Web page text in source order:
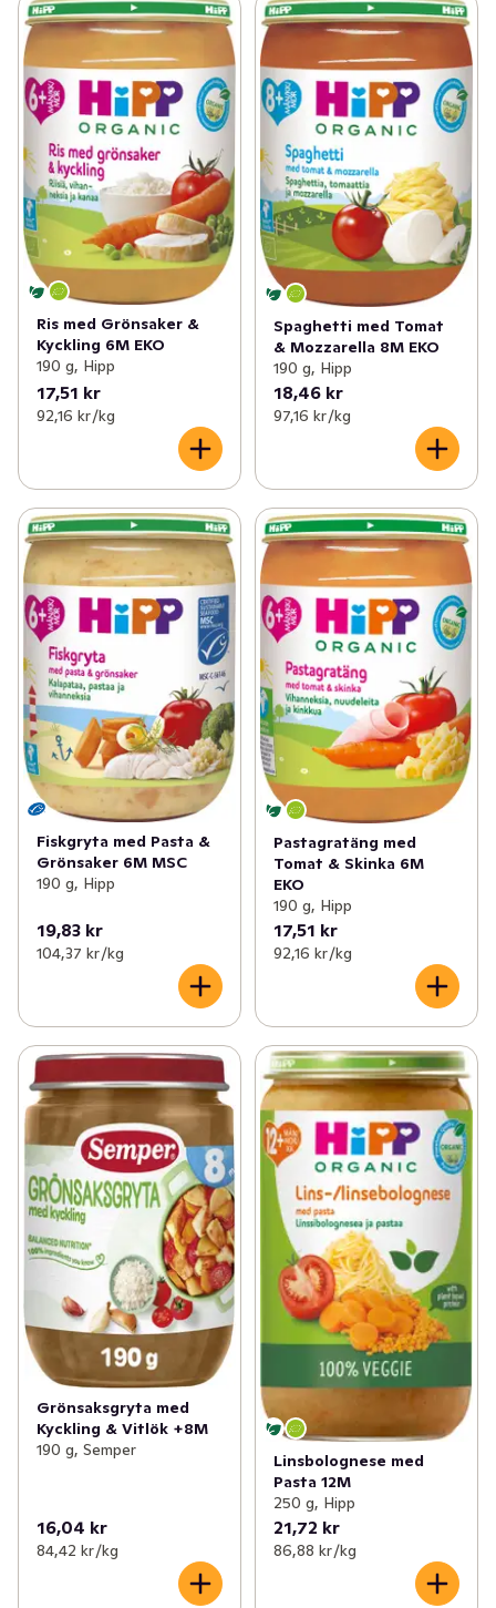
Ris med Grönsaker &
Kyckling 6M EKO
190 g, Hipp
17,51 kr
92,16 kr /kg
Spaghetti med Tomat
& Mozzarella 8M EKO
190 g, Hipp
18,46 kr
97,16 kr /kg
Fiskgryta med Pasta &
Grönsaker 6M MSC
190 g, Hipp
19,83 kr
104,37 kr /kg
Pastagratäng med
Tomat & Skinka 6M
EKO
190 g, Hipp
17,51 kr
92,16 kr /kg
Grönsaksgryta med
Kyckling & Vitlök +8M
190 g, Semper
16,04 kr
84,42 kr /kg
Linsbolognese med
Pasta 12M
250 g, Hipp
21,72 kr
86,88 kr /kg